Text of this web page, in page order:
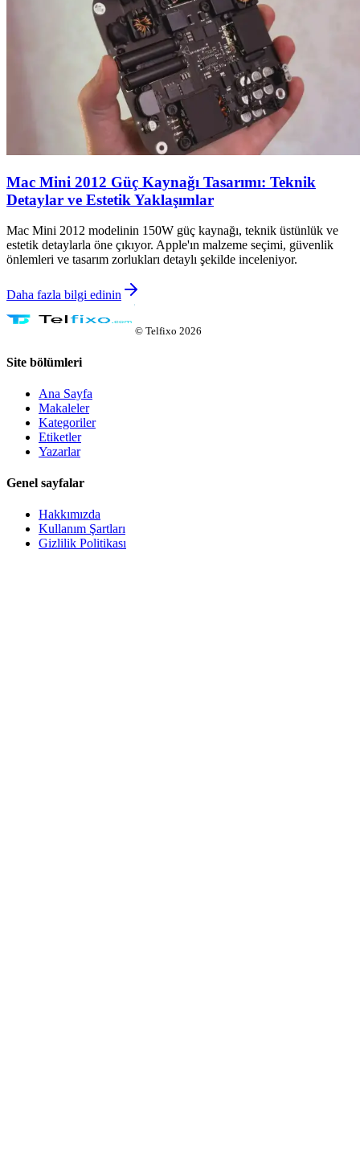
Mac Mini 2012 Güç Kaynağı Tasarımı: Teknik
Detaylar ve Estetik Yaklaşımlar
Mac Mini 2012 modelinin 150W güç kaynağı, teknik üstünlük ve
estetik detaylarla öne çıkıyor. Apple'ın malzeme seçimi, güvenlik
önlemleri ve tasarım zorlukları detaylı şekilde inceleniyor.
Daha fazla bilgi edinin
© Telfixo 2026
Site bölümleri
Ana Sayfa
Makaleler
Kategoriler
Etiketler
Yazarlar
Genel sayfalar
Hakkımızda
Kullanım Şartları
Gizlilik Politikası